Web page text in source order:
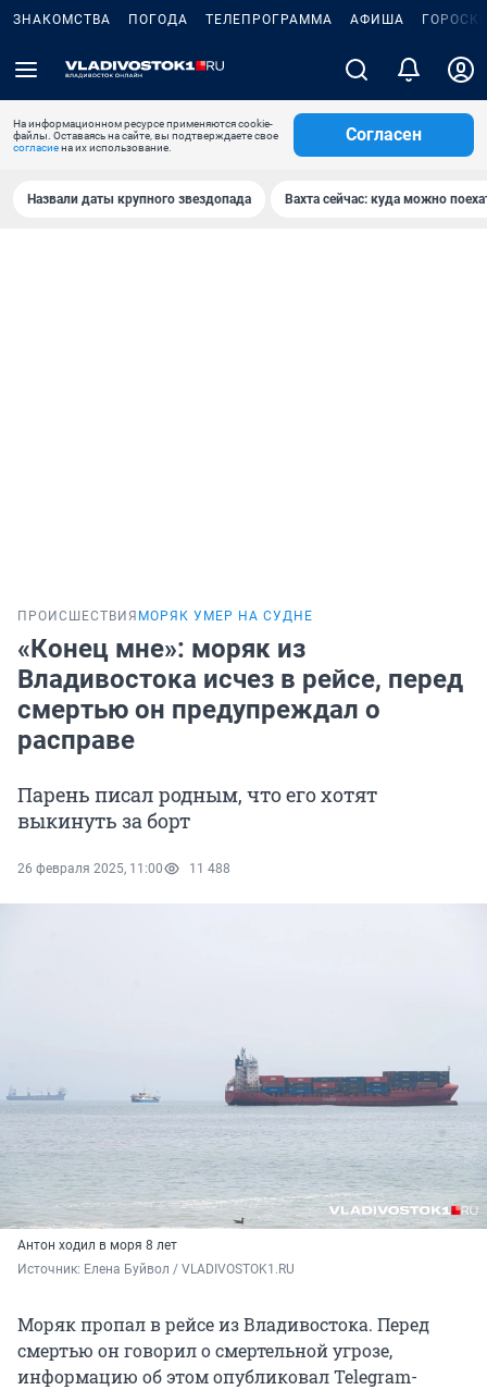
ЗНАКОМСТВА ПОГОДА ТЕЛЕПРОГРАММА АФИША
На информационном ресурсе применяются cookie-
файлы. Оставаясь на сайте, вы подтверждаете свое
согласиена их использование.
Согласен
Назвали даты крупного звездопада Вахта сейчас: куда можно
ПРОИСШЕСТВИЯ МОРЯК УМЕР НА СУДНЕ
«Конец мне»: моряк из
Владивостока исчез в рейсе, перед
смертью он предупреждал о
расправе
Парень писал родным, что его хотят
выкинуть за борт
26 февраля 2025, 11:00 11 488
Антон ходил в моря 8 лет
Источник: Елена Буйвол / VLADIVOSTOK1.RU
Моряк пропал в рейсе из Владивостока. Перед
смертью он говорил о смертельной угрозе,
информацию об этом опубликовал Telegram-